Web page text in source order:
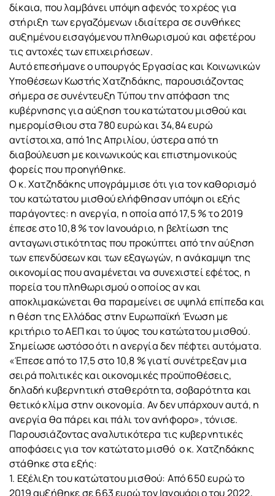
δίκαια, που λαμβάνει υπόψη αφενός το χρέος για
στήριξη των εργαζόμενων ιδιαίτερα σε συνθήκες
αυξημένου εισαγόμενου πληθωρισμού και αφετέρου
τις αντοχές των επιχειρήσεων.
Αυτό επεσήμανε ο υπουργός Εργασίας και Κοινωνικών
Υποθέσεων Κωστής Χατζηδάκης, παρουσιάζοντας
σήμερα σε συνέντευξη Τύπου την απόφαση της
κυβέρνησης για αύξηση του κατώτατου μισθού και
ημερομίσθιου στα 780 ευρώ και 34,84 ευρώ
αντίστοιχα, από 1ης Απριλίου, ύστερα από τη
διαβούλευση με κοινωνικούς και επιστημονικούς
φορείς που προηγήθηκε.
Ο κ. Χατζηδάκης υπογράμμισε ότι για τον καθορισμό
του κατώτατου μισθού ελήφθησαν υπόψη οι εξής
παράγοντες: η ανεργία, η οποία από 17,5 % το 2019
έπεσε στο 10,8 % τον Ιανουάριο, η βελτίωση της
ανταγωνιστικότητας που προκύπτει από την αύξηση
των επενδύσεων και των εξαγωγών, η ανάκαμψη της
οικονομίας που αναμένεται να συνεχιστεί εφέτος, η
πορεία του πληθωρισμού ο οποίος αν και
αποκλιμακώνεται θα παραμείνει σε υψηλά επίπεδα και
η θέση της Ελλάδας στην Ευρωπαϊκή Ένωση με
κριτήριο το ΑΕΠ και το ύψος του κατώτατου μισθού.
Σημείωσε ωστόσο ότι η ανεργία δεν πέφτει αυτόματα.
«Έπεσε από το 17,5 στο 10,8 % γιατί συνέτρεξαν μια
σειρά πολιτικές και οικονομικές προϋποθέσεις,
δηλαδή κυβερνητική σταθερότητα, σοβαρότητα και
θετικό κλίμα στην οικονομία. Αν δεν υπάρχουν αυτά, η
ανεργία θα πάρει και πάλι τον ανήφορο», τόνισε.
Παρουσιάζοντας αναλυτικότερα τις κυβερνητικές
αποφάσεις για τον κατώτατο μισθό ο κ. Χατζηδάκης
στάθηκε στα εξής:
1. Εξέλιξη του κατώτατου μισθού: Από 650 ευρώ το
2019 αυξήθηκε σε 663 ευρώ τον Ιανουάριο του 2022,